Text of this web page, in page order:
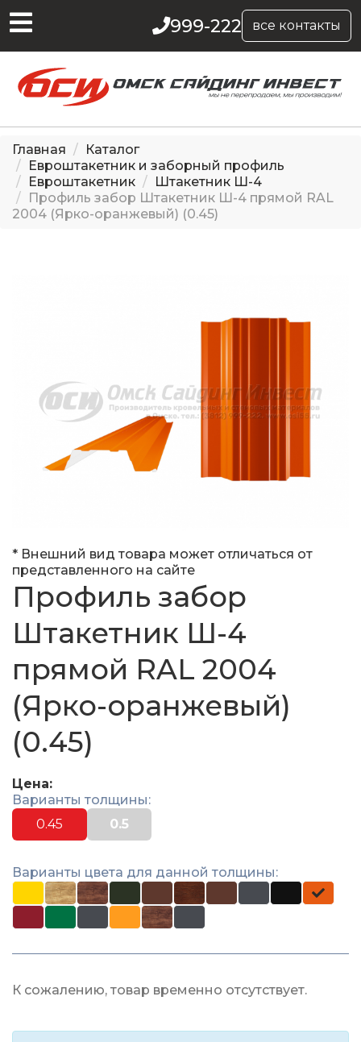
999-222 все контакты
Главная
Каталог
Евроштакетник и заборный профиль
Евроштакетник
Штакетник Ш-4
Профиль забор Штакетник Ш-4 прямой RAL
2004 (Ярко-оранжевый) (0.45)
* Внешний вид товара может отличаться от
представленного на сайте
Профиль забор
Штакетник Ш-4
прямой RAL 2004
(Ярко-оранжевый)
(0.45)
Цена:
Варианты толщины:
0.45
0.5
Варианты цвета для данной толщины:
К сожалению, товар временно отсутствует.